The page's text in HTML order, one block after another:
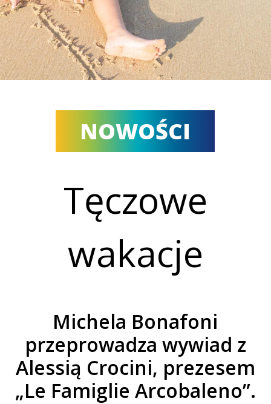
NOWOŚCI
Tęczowe
wakacje
Michela Bonafoni
przeprowadza wywiad z
Alessią Crocini, prezesem
„Le Famiglie Arcobaleno”.